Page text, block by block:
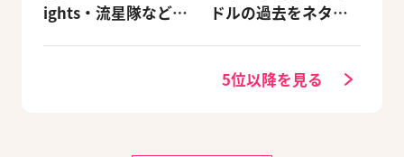
ights・流星隊など、
ドルの過去をネタバ
5位以降を見る